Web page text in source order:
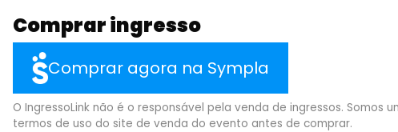
Comprar ingresso
Comprar agora na Sympla
O IngressoLink não é o responsável pela venda de ingressos.
termos de uso do site de venda do evento antes de comprar.